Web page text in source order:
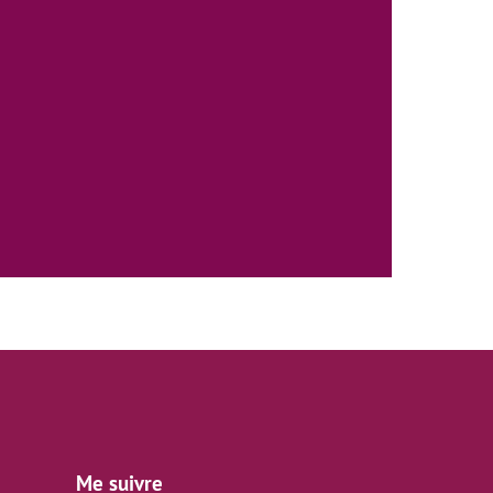
Me suivre